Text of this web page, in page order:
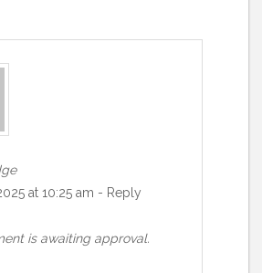
at 10:25 am - Reply
is awaiting approval.